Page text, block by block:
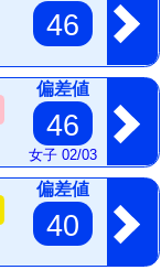
46
偏差値
46
女子 02/03
偏差値
40